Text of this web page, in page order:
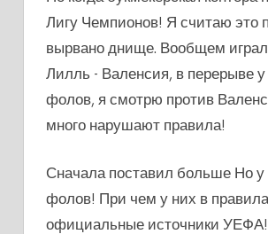
Лигу Чемпионов! Я считаю это
вырвано днище. Вообщем
Лилль - Валенсия, в перерыве
фолов, я смотрю против
много нарушают правила!
Сначала поставил больше Но
фолов! При чем у них в
официальные источники